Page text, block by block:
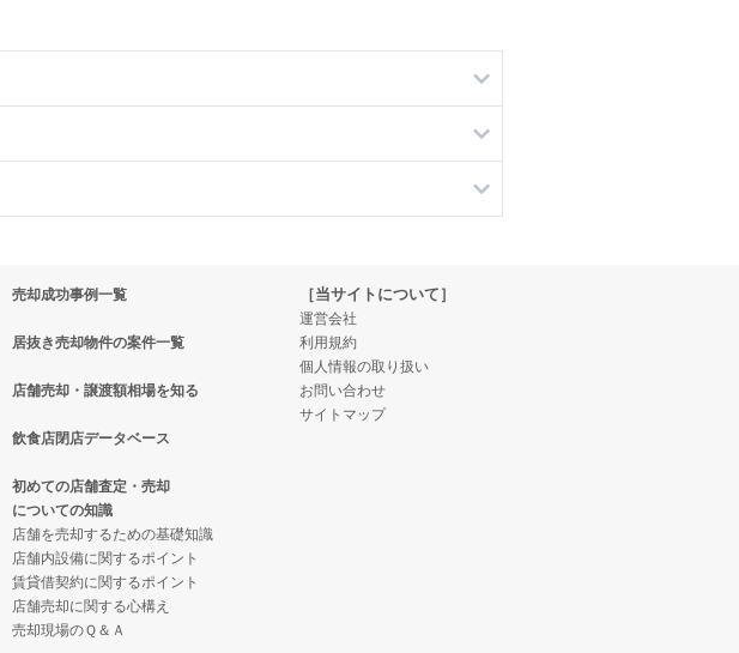
売却成功事例一覧
居抜き売却物件の案件一覧
店舗売却・譲渡額相場を知る
飲食店閉店データベース
初めての店舗査定・売却
についての知識
店舗を売却するための基礎知識
店舗内設備に関するポイント
賃貸借契約に関するポイント
店舗売却に関する心構え
売却現場のＱ＆Ａ
［当サイトについて］
運営会社
利用規約
個人情報の取り扱い
お問い合わせ
サイトマップ